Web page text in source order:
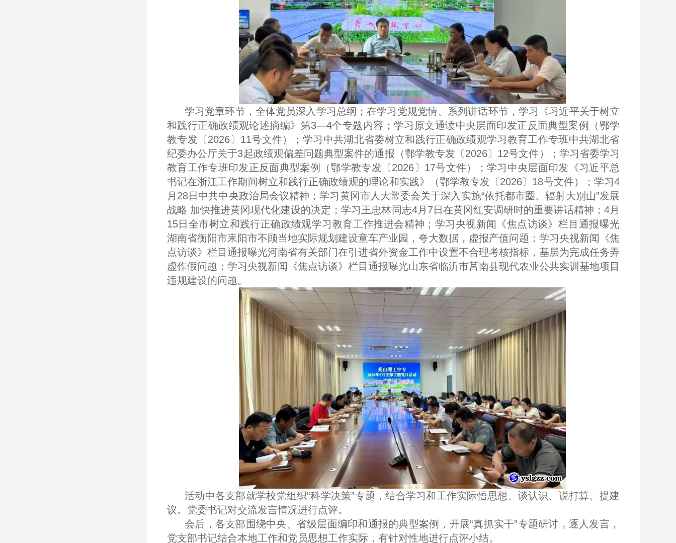
学习党章环节，全体党员深入学习总纲；在学习党规党情、系列讲话环节，学习《习近平关于树立
和践行正确政绩观论述摘编》第3—4个专题内容；学习原文通读中央层面印发正反面典型案例（鄂学
教专发〔2026〕11号文件）；学习中共湖北省委树立和践行正确政绩观学习教育工作专班中共湖北省
纪委办公厅关于3起政绩观偏差问题典型案件的通报（鄂学教专发〔2026〕12号文件）；学习省委学习
教育工作专班印发正反面典型案例（鄂学教专发〔2026〕17号文件）；学习中央层面印发《习近平总
书记在浙江工作期间树立和践行正确政绩观的理论和实践》（鄂学教专发〔2026〕18号文件）；学习4
月28日中共中央政治局会议精神；学习黄冈市人大常委会关于深入实施“依托都市圈、辐射大别山”发展
战略 加快推进黄冈现代化建设的决定；学习王忠林同志4月7日在黄冈红安调研时的重要讲话精神；4月
15日全市树立和践行正确政绩观学习教育工作推进会精神；学习央视新闻《焦点访谈》栏目通报曝光
湖南省衡阳市耒阳市不顾当地实际规划建设童车产业园，夸大数据，虚报产值问题；学习央视新闻《焦
点访谈》栏目通报曝光河南省有关部门在引进省外资金工作中设置不合理考核指标，基层为完成任务弄
虚作假问题；学习央视新闻《焦点访谈》栏目通报曝光山东省临沂市莒南县现代农业公共实训基地项目
违规建设的问题。
活动中各支部就学校党组织“科学决策”专题，结合学习和工作实际悟思想、谈认识、说打算、提建
议。党委书记对交流发言情况进行点评。
会后，各支部围绕中央、省级层面编印和通报的典型案例，开展“真抓实干”专题研讨，逐人发言，
党支部书记结合本地工作和党员思想工作实际，有针对性地进行点评小结。